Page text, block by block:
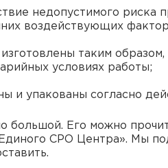
недопустимого риска
воздействующих
таким
условиях работы;
и упакованы согласно
большой. Его можно
СРО Центра». Мы